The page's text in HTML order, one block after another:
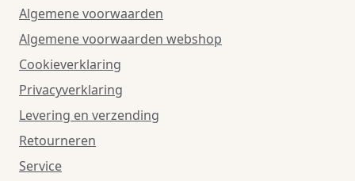
Algemene voorwaarden
Algemene voorwaarden webshop
Cookieverklaring
Privacyverklaring
Levering en verzending
Retourneren
Service